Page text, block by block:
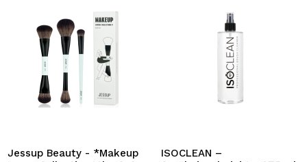
Jessup Beauty - *Makeup
ISOCLEAN –